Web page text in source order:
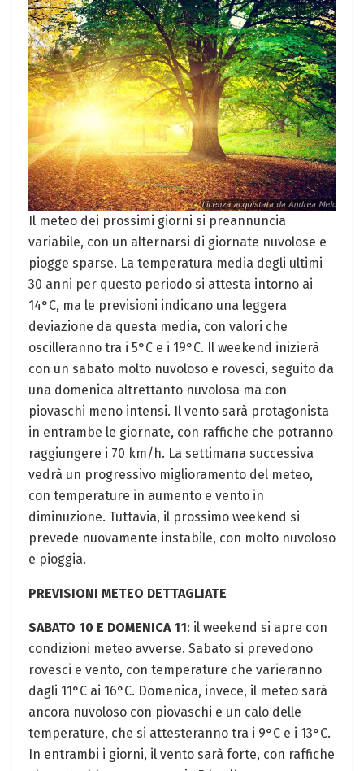
Il meteo dei prossimi giorni si preannuncia
variabile, con un alternarsi di giornate nuvolose e
piogge sparse. La temperatura media degli ultimi
30 anni per questo periodo si attesta intorno ai
14°C, ma le previsioni indicano una leggera
deviazione da questa media, con valori che
oscilleranno tra i 5°C e i 19°C. Il weekend inizierà
con un sabato molto nuvoloso e rovesci, seguito da
una domenica altrettanto nuvolosa ma con
piovaschi meno intensi. Il vento sarà protagonista
in entrambe le giornate, con raffiche che potranno
raggiungere i 70 km/h. La settimana successiva
vedrà un progressivo miglioramento del meteo,
con temperature in aumento e vento in
diminuzione. Tuttavia, il prossimo weekend si
prevede nuovamente instabile, con molto nuvoloso
e pioggia.
PREVISIONI METEO DETTAGLIATE
SABATO 10 E DOMENICA 11: il weekend si apre con
condizioni meteo avverse. Sabato si prevedono
rovesci e vento, con temperature che varieranno
dagli 11°C ai 16°C. Domenica, invece, il meteo sarà
ancora nuvoloso con piovaschi e un calo delle
temperature, che si attesteranno tra i 9°C e i 13°C.
In entrambi i giorni, il vento sarà forte, con raffiche